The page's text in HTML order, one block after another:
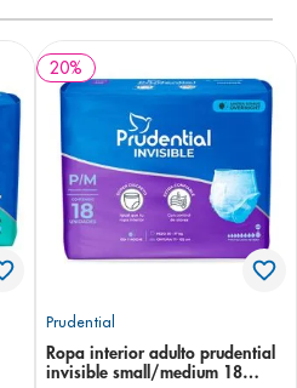
20%
Prudential
Ropa interior adulto prudential
invisible small/medium 18